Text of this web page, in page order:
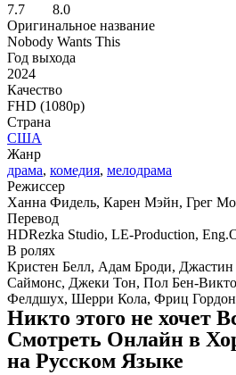
7.7
8.0
Оригинальное название
Nobody Wants This
Год выхода
2024
Качество
FHD (1080p)
Страна
США
Жанр
драма, комедия, мелодрама
Режиссер
Ханна Фидель, Карен Мэйн, Грег
Перевод
HDRezka Studio, LE-Production,
В ролях
Кристен Белл, Адам Броди,
Саймонс, Джеки Тон, Пол Бен-
Фелдшух, Шерри Кола, Фриц Гордон
Никто этого не хочет
Смотреть Онлайн в
на Русском Языке